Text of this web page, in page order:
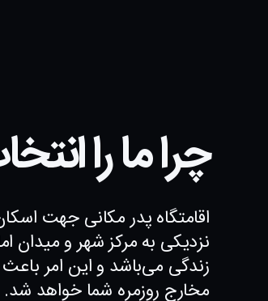
چرا ما را
اقامتگاه پدر مکانی جهت
نزدیکی به مرکز شهر و
زندگی می‌باشد و این امر
مخارج روزمره شما خواهد شد.